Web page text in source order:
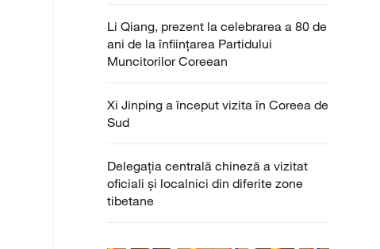
Li Qiang, prezent la celebrarea a 80 de
ani de la înființarea Partidului
Muncitorilor Coreean
Xi Jinping a început vizita în Coreea de
Sud
Delegația centrală chineză a vizitat
oficiali și localnici din diferite zone
tibetane